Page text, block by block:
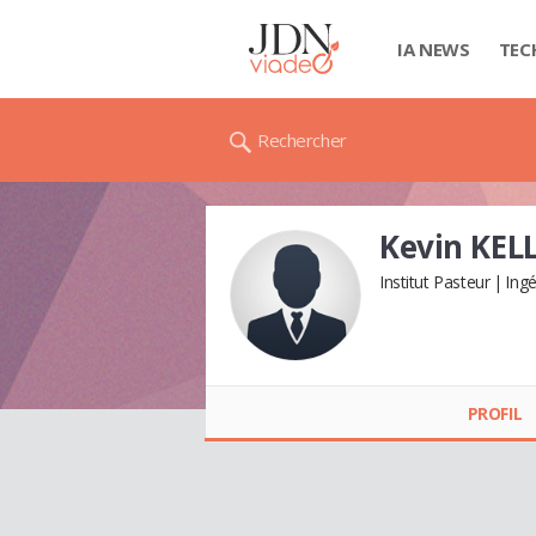
IA NEWS
Rechercher
Kevin
Institut Pasteur
PROFIL